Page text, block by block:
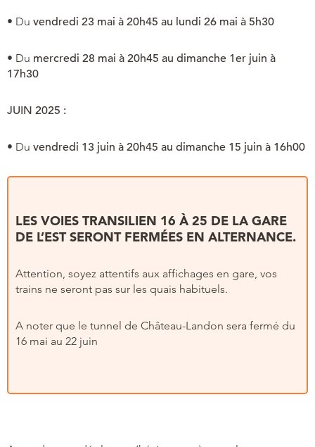
• Du vendredi 23 mai à 20h45 au lundi 26 mai à 5h30
• Du mercredi 28 mai à 20h45 au dimanche 1er juin à
17h30
JUIN 2025 :
• Du vendredi 13 juin à 20h45 au dimanche 15 juin à 16h00
LES VOIES TRANSILIEN 16 À 25 DE LA GARE
DE L’EST SERONT FERMÉES EN ALTERNANCE.
Attention, soyez attentifs aux affichages en gare, vos
trains ne seront pas sur les quais habituels.
A noter que le tunnel de Château-Landon sera fermé du
16 mai au 22 juin